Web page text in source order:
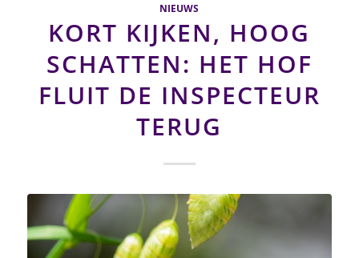
NIEUWS
KORT KIJKEN, HOOG
SCHATTEN: HET HOF
FLUIT DE INSPECTEUR
TERUG